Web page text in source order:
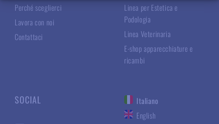
Perché sceglierci
Lavora con noi
Contattaci
Linea per Estetica e
Podologia
Linea Veterinaria
E-shop apparecchiature e
ricambi
SOCIAL
Italiano
English